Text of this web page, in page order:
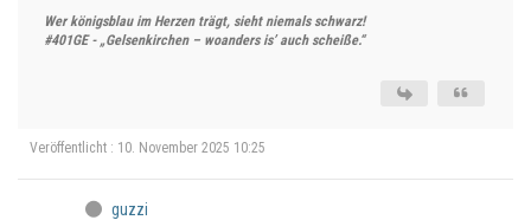
Wer königsblau im Herzen trägt, sieht niemals schwarz!
#401GE - „Gelsenkirchen – woanders is’ auch scheiße.“
Veröffentlicht : 10. November 2025 10:25
guzzi